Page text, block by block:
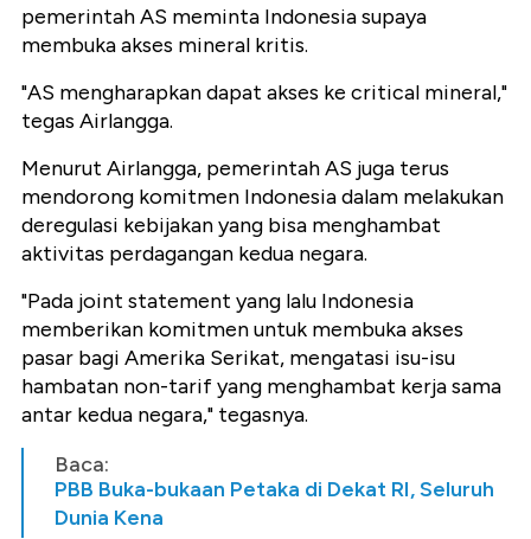
pemerintah AS meminta Indonesia supaya
membuka akses mineral kritis.
"AS mengharapkan dapat akses ke critical mineral,"
tegas Airlangga.
Menurut Airlangga, pemerintah AS juga terus
mendorong komitmen Indonesia dalam melakukan
deregulasi kebijakan yang bisa menghambat
aktivitas perdagangan kedua negara.
"Pada joint statement yang lalu Indonesia
memberikan komitmen untuk membuka akses
pasar bagi Amerika Serikat, mengatasi isu-isu
hambatan non-tarif yang menghambat kerja sama
antar kedua negara," tegasnya.
Baca:
PBB Buka-bukaan Petaka di Dekat RI, Seluruh
Dunia Kena